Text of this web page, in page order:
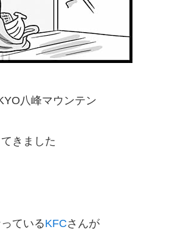
八峰マウンテン
きました
ているKFCさんが